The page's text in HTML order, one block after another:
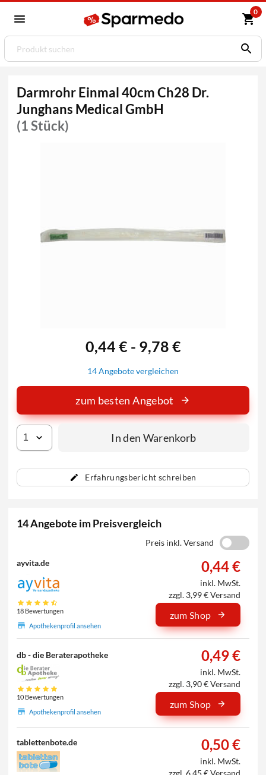
0
Darmrohr Einmal 40cm Ch28 Dr.
Junghans Medical GmbH
(1 Stück)
Erfahrungsbericht schreiben
0,44 € - 9,78 €
14 Angebote vergleichen
zum besten Angebot
In den Warenkorb
14 Angebote im Preisvergleich
Preis inkl. Versand
ayvita.de
18 Bewertungen
Apothekenprofil ansehen
0,44 €
inkl. MwSt.
zzgl. 3,99 € Versand
zum Shop
db - die Beraterapotheke
10 Bewertungen
Apothekenprofil ansehen
0,49 €
inkl. MwSt.
zzgl. 3,90 € Versand
zum Shop
tablettenbote.de 0,50 €
inkl. MwSt.
zzgl. 6,45 € Versand